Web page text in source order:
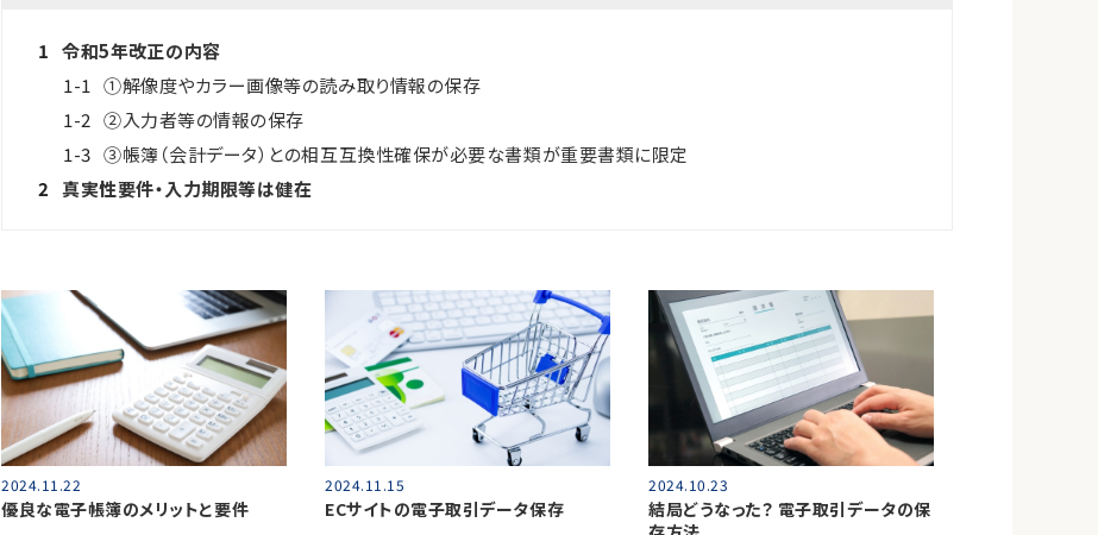
1 令和5年改正の内容
1-1 ①解像度やカラー画像等の読み取り情報の保存
1-2 ②入力者等の情報の保存
1-3 ③帳簿（会計データ）との相互互換性確保が必要な書類が重要書類に限定
2 真実性要件・入力期限等は健在
2024.11.22
優良な電子帳簿のメリットと要件
2024.11.15
ECサイトの電子取引データ保存
2024.10.23
結局どうなった？ 電子取引データの保